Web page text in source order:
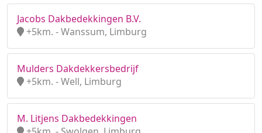
Jacobs Dakbedekkingen B.V.
+5km. - Wanssum, Limburg
Mulders Dakdekkersbedrijf
+5km. - Well, Limburg
M. Litjens Dakbedekkingen